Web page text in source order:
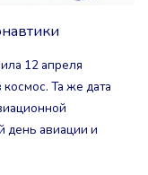
12 апреля
Та же дата
день авиации и